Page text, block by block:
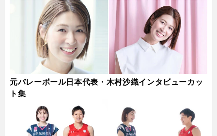
元バレーボール日本代表・木村沙織インタビューカッ
ト集